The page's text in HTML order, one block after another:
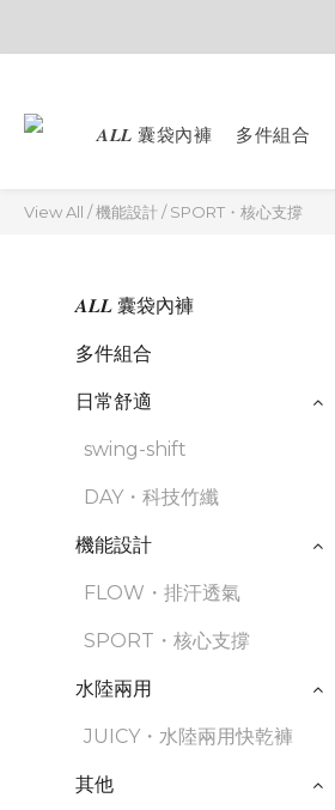
𝑨𝑳𝑳 囊袋內褲 多件組合
View All /機能設計 /SPORT・核心支撐
𝑨𝑳𝑳 囊袋內褲
多件組合
日常舒適
swing-shift
DAY・科技竹纖
機能設計
FLOW・排汗透氣
SPORT・核心支撐
水陸兩用
JUICY・水陸兩用快乾褲
其他